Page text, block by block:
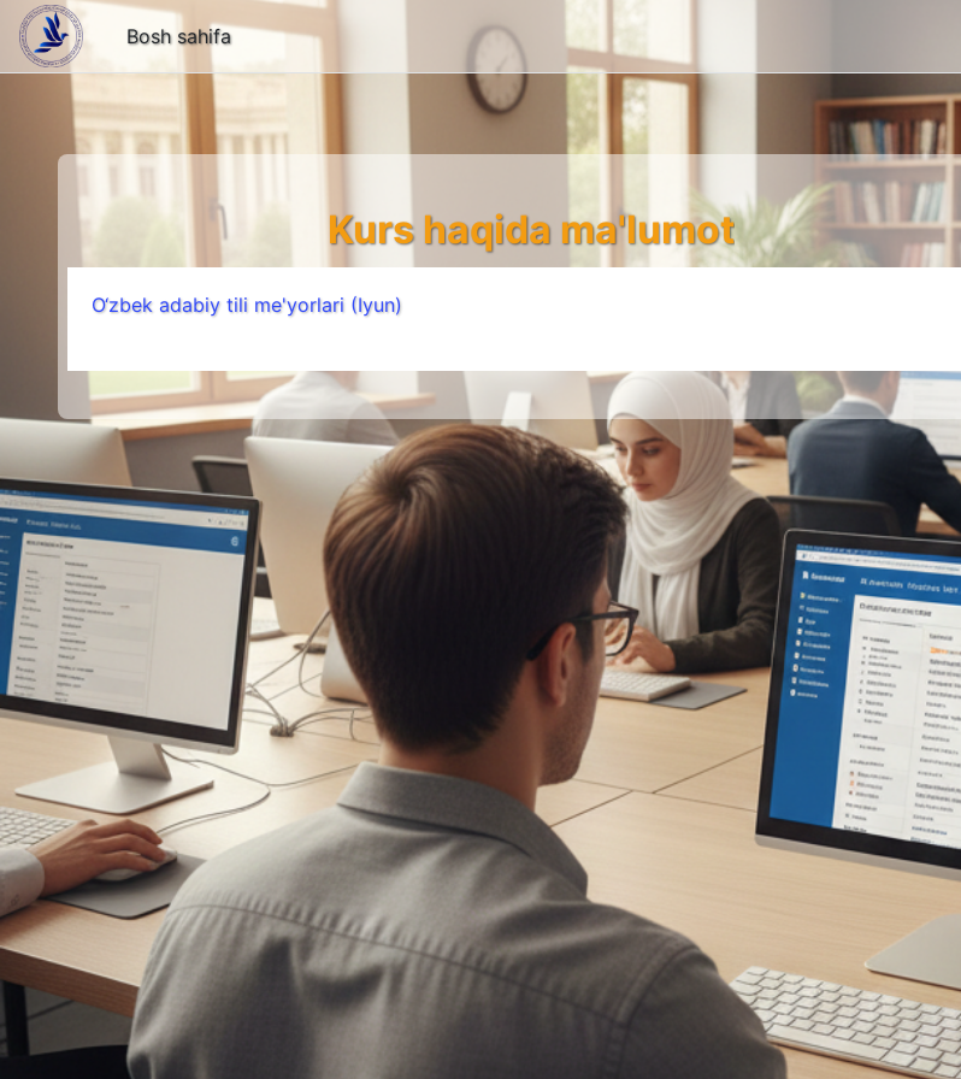
Asosiy mundarijaga o‘tish
Bosh sahifa
Kurs haqida ma'lumot
O‘zbek adabiy tili me'yorlari (Iyun)